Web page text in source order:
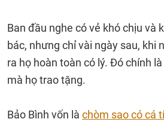
Ban đầu nghe có vẻ khó chịu và
bác, nhưng chỉ vài ngày sau, khi
ra họ hoàn toàn có lý. Đó chính
mà họ trao tặng.
Bảo Bình vốn là chòm sao có cá